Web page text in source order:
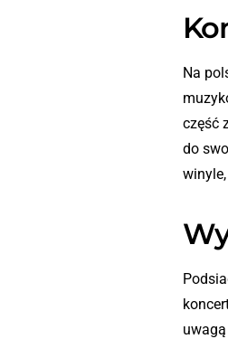
Na
część
do